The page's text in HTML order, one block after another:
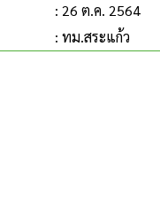
: 26 ต.ค. 2564
: ทม.สระแก้ว